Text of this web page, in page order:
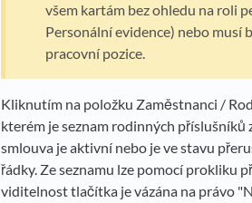
všem kartám bez ohledu na roli
Personální evidence) nebo musí
pracovní pozice.
Kliknutím na položku Zaměstnanci /
kterém je seznam rodinných
smlouva je aktivní nebo je ve stavu
řádky. Ze seznamu lze pomocí prokliku
viditelnost tlačítka je vázána na právo